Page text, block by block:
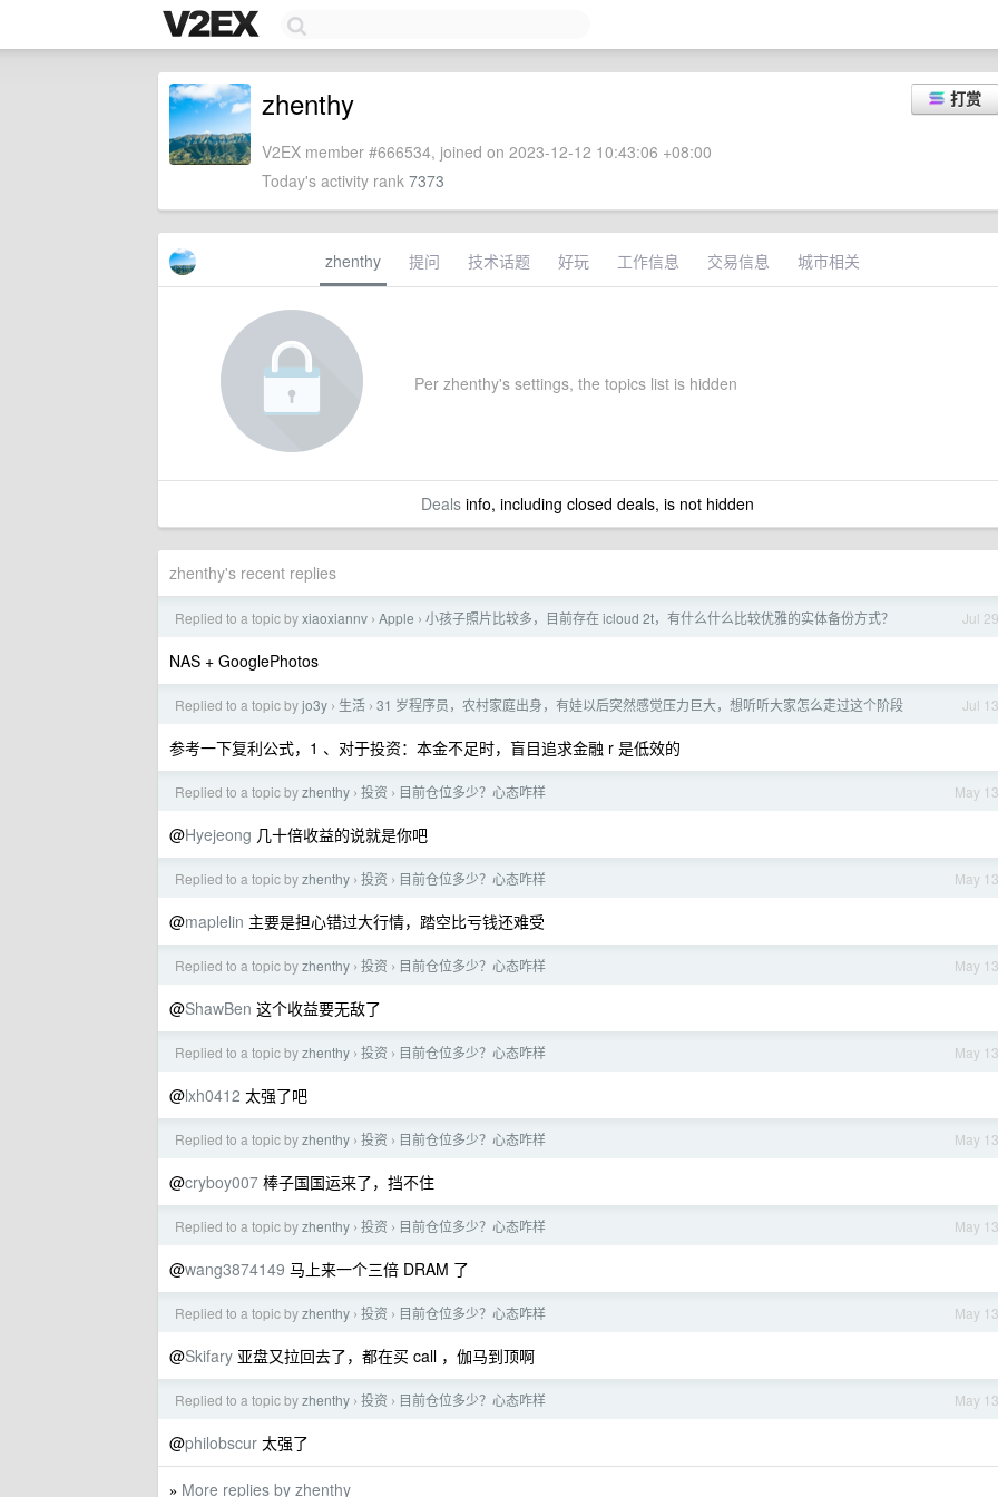
打赏
zhenthy
V2EX member #666534, joined on 2023-12-12 10:43:06 +08:00
Today's activity rank 7373
zhenthy 提问 技术话题 好玩 工作信息 交易信息 城市相关
Per zhenthy's settings, the topics list is hidden
Dealsinfo, including closed deals, is not hidden
zhenthy's recent replies
Jul 29
Replied to a topic byxiaoxiannv › Apple › 小孩子照片比较多，目前存在 icloud 2t，有什么什么比较优雅的实体备份方式？
NAS + GooglePhotos
Jul 13
Replied to a topic byjo3y › 生活 › 31 岁程序员，农村家庭出身，有娃以后突然感觉压力巨大，想听听大家怎么走过这个阶段
参考一下复利公式，1 、对于投资：本金不足时，盲目追求金融 r 是低效的
May 13
Replied to a topic byzhenthy › 投资 › 目前仓位多少？心态咋样
@Hyejeong 几十倍收益的说就是你吧
May 13
Replied to a topic byzhenthy › 投资 › 目前仓位多少？心态咋样
@maplelin 主要是担心错过大行情，踏空比亏钱还难受
May 13
Replied to a topic byzhenthy › 投资 › 目前仓位多少？心态咋样
@ShawBen 这个收益要无敌了
May 13
Replied to a topic byzhenthy › 投资 › 目前仓位多少？心态咋样
@lxh0412 太强了吧
May 13
Replied to a topic byzhenthy › 投资 › 目前仓位多少？心态咋样
@cryboy007 棒子国国运来了，挡不住
May 13
Replied to a topic byzhenthy › 投资 › 目前仓位多少？心态咋样
@wang3874149 马上来一个三倍 DRAM 了
May 13
Replied to a topic byzhenthy › 投资 › 目前仓位多少？心态咋样
@Skifary 亚盘又拉回去了，都在买 call ，伽马到顶啊
May 13
Replied to a topic byzhenthy › 投资 › 目前仓位多少？心态咋样
@philobscur 太强了
» More replies by zhenthy